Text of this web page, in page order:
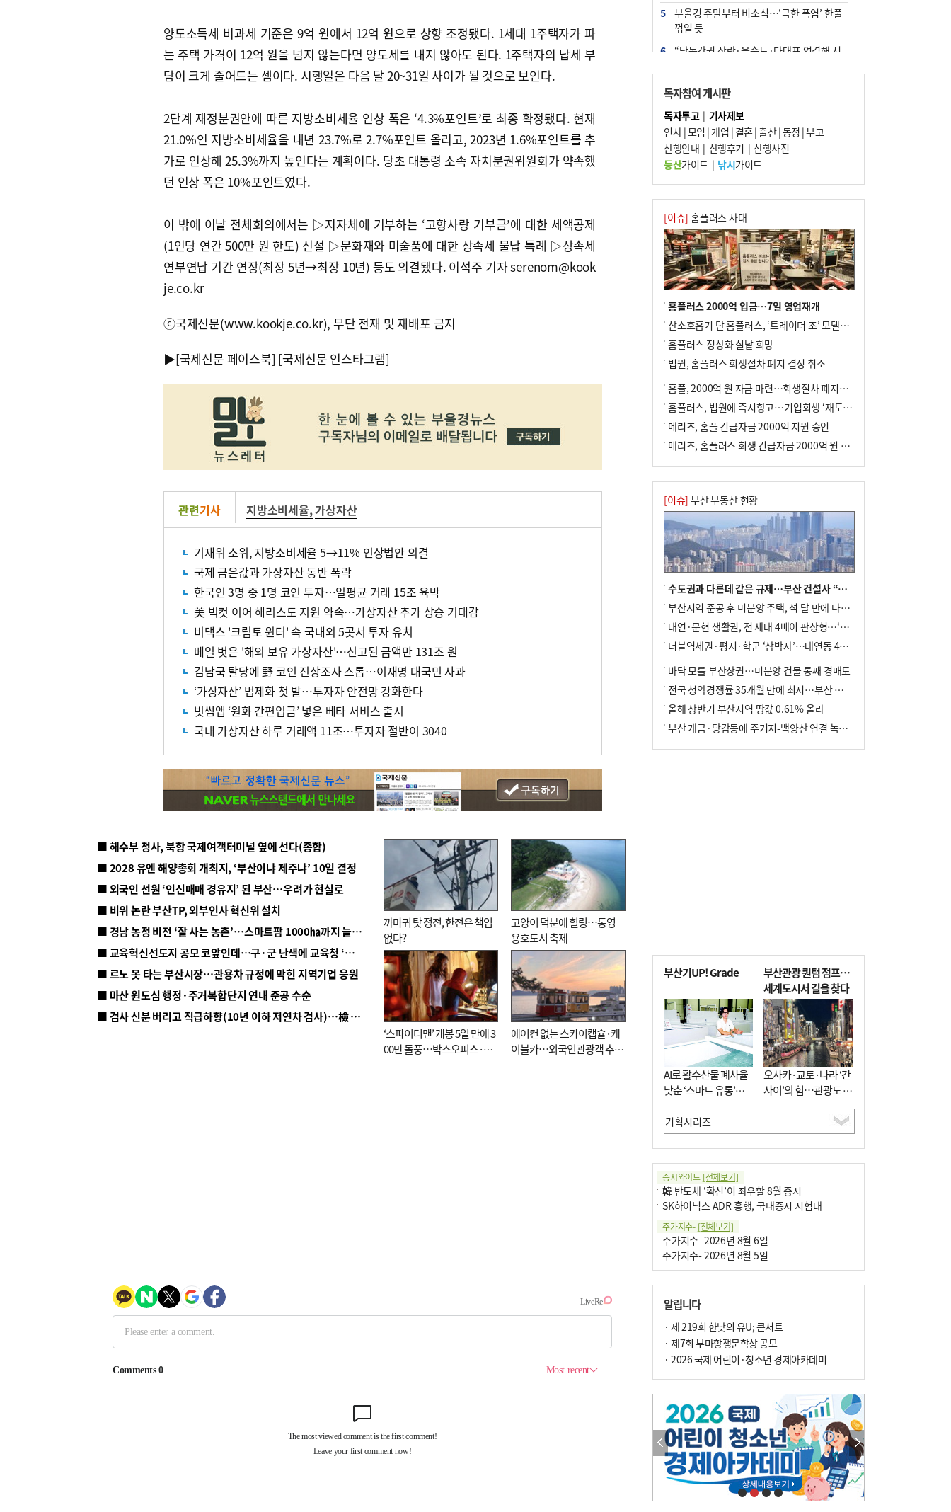
양도소득세 비과세 기준은 9억 원에서 12억 원으로 상향 조정됐다. 1세대 1주택자가 파
는 주택 가격이 12억 원을 넘지 않는다면 양도세를 내지 않아도 된다. 1주택자의 납세 부
담이 크게 줄어드는 셈이다. 시행일은 다음 달 20~31일 사이가 될 것으로 보인다.
2단계 재정분권안에 따른 지방소비세율 인상 폭은 ‘4.3%포인트’로 최종 확정됐다. 현재
21.0%인 지방소비세율을 내년 23.7%로 2.7%포인트 올리고, 2023년 1.6%포인트를 추
가로 인상해 25.3%까지 높인다는 계획이다. 당초 대통령 소속 자치분권위원회가 약속했
던 인상 폭은 10%포인트였다.
이 밖에 이날 전체회의에서는 ▷지자체에 기부하는 ‘고향사랑 기부금’에 대한 세액공제
(1인당 연간 500만 원 한도) 신설 ▷문화재와 미술품에 대한 상속세 물납 특례 ▷상속세
연부연납 기간 연장(최장 5년→최장 10년) 등도 의결됐다. 이석주 기자 serenom@kook
je.co.kr
ⓒ국제신문(www.kookje.co.kr), 무단 전재 및 재배포 금지
▶[국제신문 페이스북] [국제신문 인스타그램]
관련기사 지방소비세율,가상자산
기재위 소위, 지방소비세율 5→11% 인상법안 의결
국제 금은값과 가상자산 동반 폭락
한국인 3명 중 1명 코인 투자…일평균 거래 15조 육박
美 빅컷 이어 해리스도 지원 약속…가상자산 추가 상승 기대감
비댁스 '크립토 윈터' 속 국내외 5곳서 투자 유치
베일 벗은 '해외 보유 가상자산'…신고된 금액만 131조 원
김남국 탈당에 野 코인 진상조사 스톱…이재명 대국민 사과
‘가상자산’ 법제화 첫 발…투자자 안전망 강화한다
빗썸앱 ‘원화 간편입금’ 넣은 베타 서비스 출시
국내 가상자산 하루 거래액 11조…투자자 절반이 3040
■ 해수부 청사, 북항 국제여객터미널 옆에 선다(종합)
■ 2028 유엔 해양총회 개최지, ‘부산이냐 제주냐’ 10일 결정
■ 외국인 선원 ‘인신매매 경유지’ 된 부산…우려가 현실로
■ 비위 논란 부산TP, 외부인사 혁신위 설치
■ 경남 농정 비전 ‘잘 사는 농촌’…스마트팜 1000㏊까지 늘린다
■ 교육혁신선도지 공모 코앞인데…구·군 난색에 교육청 ‘쩔쩔’
■ 르노 못 타는 부산시장…관용차 규정에 막힌 지역기업 응원
■ 마산 원도심 행정·주거복합단지 연내 준공 수순
■ 검사 신분 버리고 직급하향(10년 이하 저연차 검사)…檢 중수청행 기피
까마귀 탓 정전, 한전은 책임
없다?
고양이 덕분에 힐링…통영
용호도서 축제
‘스파이더맨’ 개봉 5일 만에 3
00만 돌풍…박스오피스·예
에어컨 없는 스카이캡슐·케
이블카…외국인관광객 추억
5
부울경 주말부터 비소식…‘극한 폭염’ 한풀
꺾일 듯
6
“낙동강권 삼락·을숙도·다대포 연결해 서
7
오늘의 날씨- 2026년 8월 7일
8
외국인 선원 ‘인신매매 경유지’ 된 부산…
우려가 현실로
9
[사설] 해수부 신청사 북항으로 확정, 해양
수도 도약의 전환점
10 르노 못 타는 부산시장…관용차 규정에 막
힌 지역기업 응원
독자참여 게시판
독자투고| 기사제보
인사|모임 | 개업 | 결혼|출산|동정 |부고
산행안내 | 산행후기 | 산행사진
등산가이드| 낚시가이드
[이슈] 홈플러스 사태
홈플러스 2000억 입금…7일 영업재개
산소호흡기 단 홈플러스, ‘트레이더 조’ 모델로 살아날까
홈플러스 정상화 실낱 희망
법원, 홈플러스 회생절차 폐지 결정 취소
홈플, 2000억 원 자금 마련…회생절차 폐지에 즉시항고(종합)
홈플러스, 법원에 즉시항고…기업회생 ‘재도전’
메리츠, 홈플 긴급자금 2000억 지원 승인
메리츠, 홈플러스 회생 긴급자금 2000억 원 지원 승인
[이슈] 부산 부동산 현황
수도권과 다른데 같은 규제…부산 건설사 “쓰러지기 직전”
부산지역 준공 후 미분양 주택, 석 달 만에 다시 3000가구 넘어서
대연·문현 생활권, 전 세대 4베이 판상형…‘더샵 트리센트’ 내달 분양
더블역세권·평지·학군 ‘삼박자’…대연동 42층 브랜드 단지
바닥 모를 부산상권…미분양 건물 통째 경매도
전국 청약경쟁률 35개월 만에 최저…부산 미분양 ‘적체’ 심화
올해 상반기 부산지역 땅값 0.61% 올라
부산 개금·당감동에 주거지-백양산 연결 녹지 조성
부산기UP! Grade
AI로 활수산물 폐사율
낮춘 ‘스마트 유통’…
사막·산악지대 수출
도전
부산관광 퀀텀 점프…
세계도시서 길을 찾다
오사카·교토·나라 ‘간
사이’의 힘…관광도 뭉
쳐야 흥한다
증시와이드 [전체보기]
韓 반도체 ‘확신’이 좌우할 8월 증시
SK하이닉스 ADR 흥행, 국내증시 시험대
주가지수- [전체보기]
주가지수- 2026년 8월 6일
주가지수- 2026년 8월 5일
알립니다
· 제 219회 한낮의 유U; 콘서트
· 제7회 부마항쟁문학상 공모
· 2026 국제 어린이·청소년 경제아카데미